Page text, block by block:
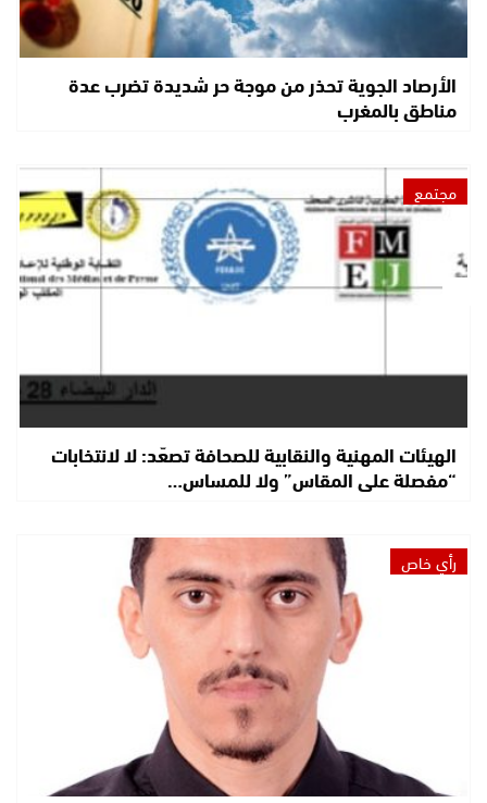
الأرصاد الجوية تحذر من موجة حر شديدة تضرب عدة
مناطق بالمغرب
مجتمع
الهيئات المهنية والنقابية للصحافة تصعّد: لا لانتخابات
“مفصلة على المقاس” ولا للمساس…
رأي خاص